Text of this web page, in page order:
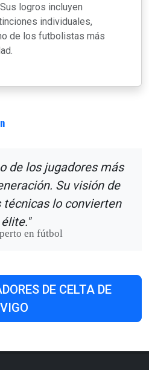
logros incluyen
individuales,
de los futbolistas más
de los jugadores más
Su visión de
técnicas lo convierten
en fútbol
DE CELTA DE
VIGO